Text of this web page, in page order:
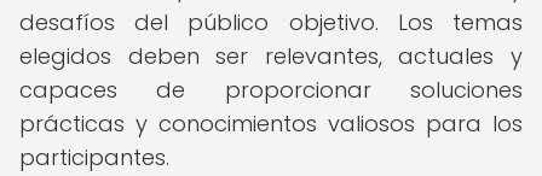
desafíos del público objetivo. Los temas
elegidos deben ser relevantes, actuales y
capaces de proporcionar soluciones
prácticas y conocimientos valiosos para los
participantes.